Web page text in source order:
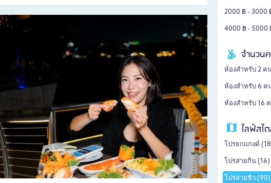
2000 ฿ - 3000
4000 ฿ - 5000
จำนวน
ห้องสำหรับ 2 ค
ห้องสำหรับ 6 ค
ห้องสำหรับ 16
ไลฟ์สไ
โปรยกแกงค์ (18
โปรสายกิน (16)
โปรสายชิว ( 90)